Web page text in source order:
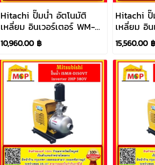
Hitachi ปั๊มน้ำ อัตโนมัติ
เหลี่ยม อินเวอร์เตอร์ WM-P
250XV 220V
10,960.00 ฿
Hitachi
เหลี่ยม อิน
400XV
15,560.00 ฿